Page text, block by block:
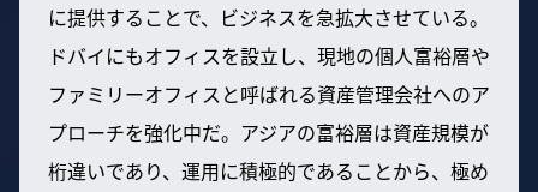
に提供することで、ビジネスを急拡大させている。
ドバイにもオフィスを設立し、現地の個人富裕層や
ファミリーオフィスと呼ばれる資産管理会社へのア
プローチを強化中だ。アジアの富裕層は資産規模が
桁違いであり、運用に積極的であることから、極め